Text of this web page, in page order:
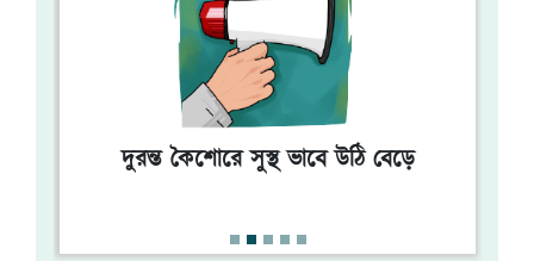
দুরন্ত কৈশোরে সুস্থ ভাবে উঠি বেড়ে
মাসিক ও কিশোরীদের
মাসিক চলাকালীন যত্ন